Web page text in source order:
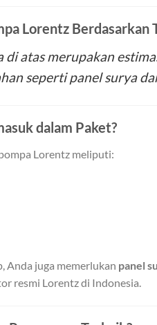
Lorentz Berdasarkan
atas merupakan
seperti panel surya
dalam Paket?
Lorentz meliputi:
Anda juga memerlukan panel
resmi Lorentz di Indonesia.